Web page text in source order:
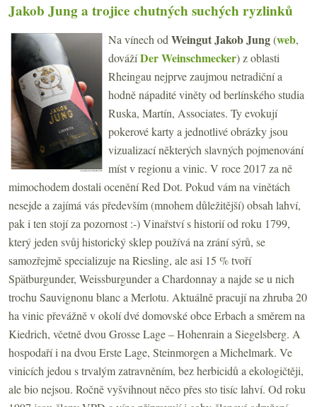
Jakob Jung a trojice chutných suchých ryzlinků
Na vínech odWeingut Jakob Jung(web,
dovážíDer Weinschmecker) z oblasti
Rheingau nejprve zaujmou netradiční a
hodně nápadité viněty od berlínského studia
Ruska, Martín, Associates. Ty evokují
pokerové karty a jednotlivé obrázky jsou
vizualizací některých slavných pojmenování
míst v regionu a vinic. V roce 2017 za ně
mimochodem dostali ocenění Red Dot. Pokud vám na vinětách
nesejde a zajímá vás především (mnohem důležitější) obsah lahví,
pak i ten stojí za pozornost :-) Vinařství s historií od roku 1799,
který jeden svůj historický sklep používá na zrání sýrů, se
samozřejmě specializuje na Riesling, ale asi 15 % tvoří
Spätburgunder, Weissburgunder a Chardonnay a najde se u nich
trochu Sauvignonu blanc a Merlotu. Aktuálně pracují na zhruba 20
ha vinic převážně v okolí dvé domovské obce Erbach a směrem na
Kiedrich, včetně dvou Grosse Lage – Hohenrain a Siegelsberg. A
hospodaří i na dvou Erste Lage, Steinmorgen a Michelmark. Ve
vinicích jedou s trvalým zatravněním, bez herbicidů a ekologičtěji,
ale bio nejsou. Ročně vyšvihnout něco přes sto tisíc lahví. Od roku